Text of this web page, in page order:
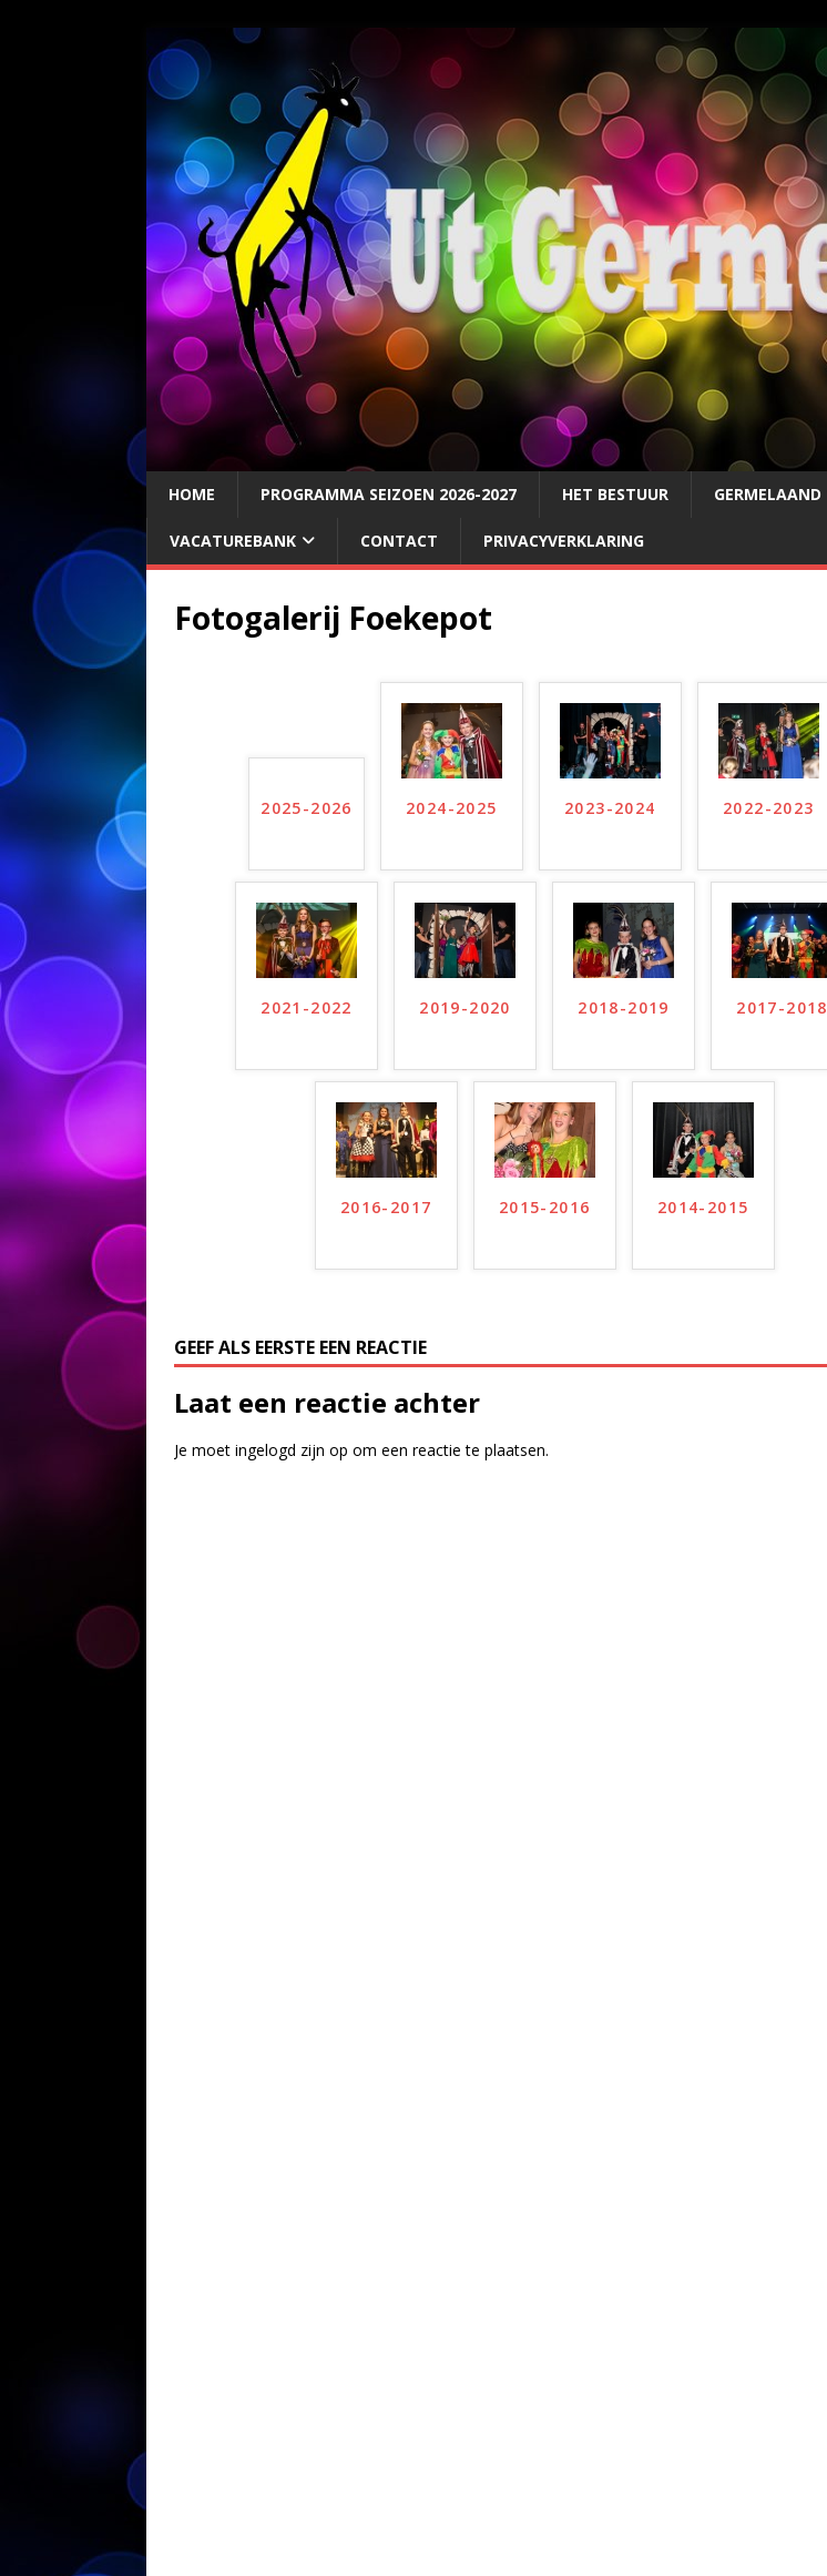
HOME PROGRAMMA SEIZOEN 2026-2027 HET BESTUUR GERMELAAND
VACATUREBANK CONTACT PRIVACYVERKLARING
Fotogalerij Foekepot
2025-2026 2024-2025 2023-2024 2022-2023
2021-2022 2019-2020 2018-2019 2017-2018
2016-2017 2015-2016 2014-2015
GEEF ALS EERSTE EEN REACTIE
Laat een reactie achter
Je moet ingelogd zijn op om een reactie te plaatsen.